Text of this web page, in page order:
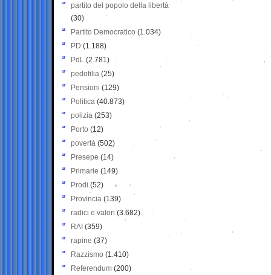
partito del popolo della libertà
(30)
Partito Democratico (1.034)
PD (1.188)
PdL (2.781)
pedofilia (25)
Pensioni (129)
Politica (40.873)
polizia (253)
Porto (12)
povertà (502)
Presepe (14)
Primarie (149)
Prodi (52)
Provincia (139)
radici e valori (3.682)
RAI (359)
rapine (37)
Razzismo (1.410)
Referendum (200)